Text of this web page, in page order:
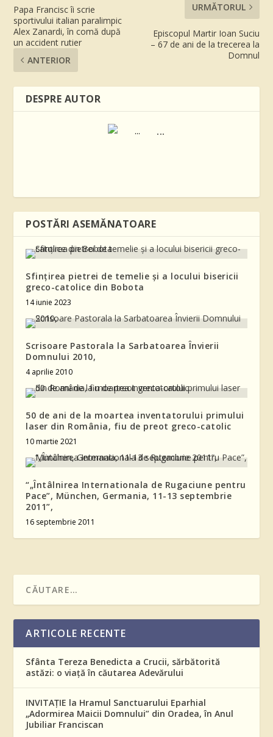
Papa Francisc îi scrie
sportivului italian paralimpic
Alex Zanardi, în comă după
un accident rutier
ANTERIOR
URMĂTORUL
Episcopul Martir Ioan Suciu
– 67 de ani de la trecerea la
Domnul
DESPRE AUTOR
...
POSTĂRI ASEMĂNATOARE
Sfințirea pietrei de temelie și a locului bisericii
greco-catolice din Bobota
14 iunie 2023
Scrisoare Pastorala la Sarbatoarea Învierii
Domnului 2010,
4 aprilie 2010
50 de ani de la moartea inventatorului primului
laser din România, fiu de preot greco-catolic
10 martie 2021
“„Întâlnirea Internationala de Rugaciune pentru
Pace”, München, Germania, 11-13 septembrie
2011”,
16 septembrie 2011
ARTICOLE RECENTE
Sfânta Tereza Benedicta a Crucii, sărbătorită
astăzi: o viață în căutarea Adevărului
INVITAȚIE la Hramul Sanctuarului Eparhial
„Adormirea Maicii Domnului” din Oradea, în Anul
Jubiliar Franciscan